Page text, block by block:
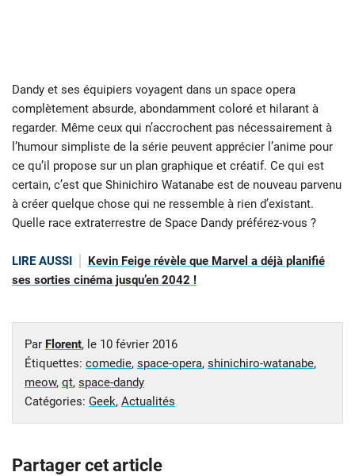
Dandy et ses équipiers voyagent dans un space opera
complètement absurde, abondamment coloré et hilarant à
regarder. Même ceux qui n’accrochent pas nécessairement à
l’humour simpliste de la série peuvent apprécier l’anime pour
ce qu’il propose sur un plan graphique et créatif. Ce qui est
certain, c’est que Shinichiro Watanabe est de nouveau parvenu
à créer quelque chose qui ne ressemble à rien d’existant.
Quelle race extraterrestre de Space Dandy préférez-vous ?
LIRE AUSSI
Kevin Feige révèle que Marvel a déjà planifié
ses sorties cinéma jusqu’en 2042 !
Par Florent, le 10 février 2016
Étiquettes: comedie, space-opera, shinichiro-watanabe,
meow, qt, space-dandy
Catégories: Geek, Actualités
Partager cet article